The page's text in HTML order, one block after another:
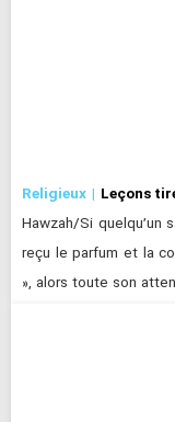
Religieux Leçons
Hawzah/Si quelqu’un
reçu le parfum et la
», alors toute son